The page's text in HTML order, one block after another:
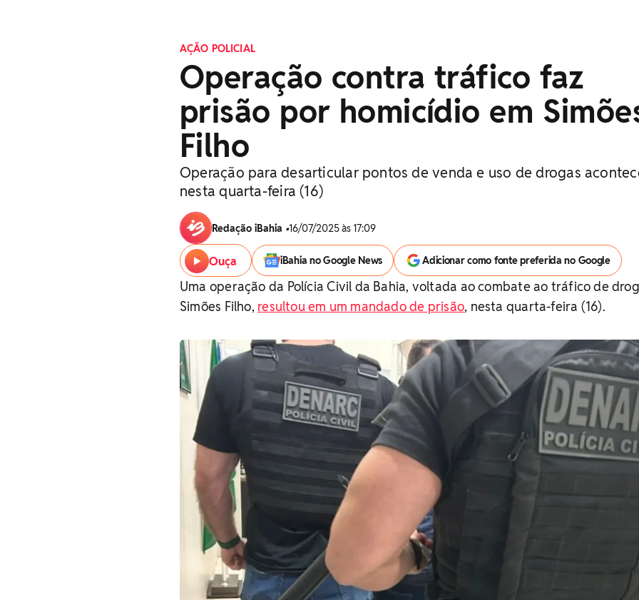
AÇÃO POLICIAL
Operação contra tráfico faz
prisão por homicídio em
Filho
Operação para desarticular pontos de venda e uso de drogas
nesta quarta-feira (16)
Redação iBahia •16/07/2025 às 17:09
Ouça iBahia no Google News Adicionar como fonte preferida no Google
Uma operação da Polícia Civil da Bahia, voltada ao combate ao tráfico de
Simões Filho, resultou em um mandado de prisão, nesta quarta-feira (16).